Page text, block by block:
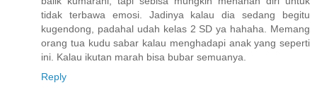
tidak terbawa emosi. Jadinya kalau dia sedang begitu
kugendong, padahal udah kelas 2 SD ya hahaha. Memang
orang tua kudu sabar kalau menghadapi anak yang seperti
ini. Kalau ikutan marah bisa bubar semuanya.
Reply